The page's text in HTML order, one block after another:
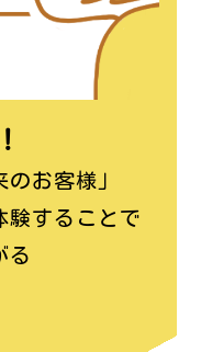
お客様」
験することで
る